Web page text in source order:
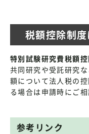
税額控除制
特別試験研究費税額
共同研究や受託研究
額について法人税の
る場合は申請時にご相
参考リンク